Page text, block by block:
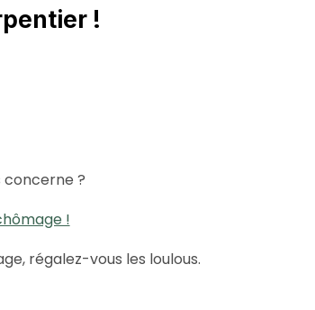
!
concerne ?
!
régalez-vous les loulous.